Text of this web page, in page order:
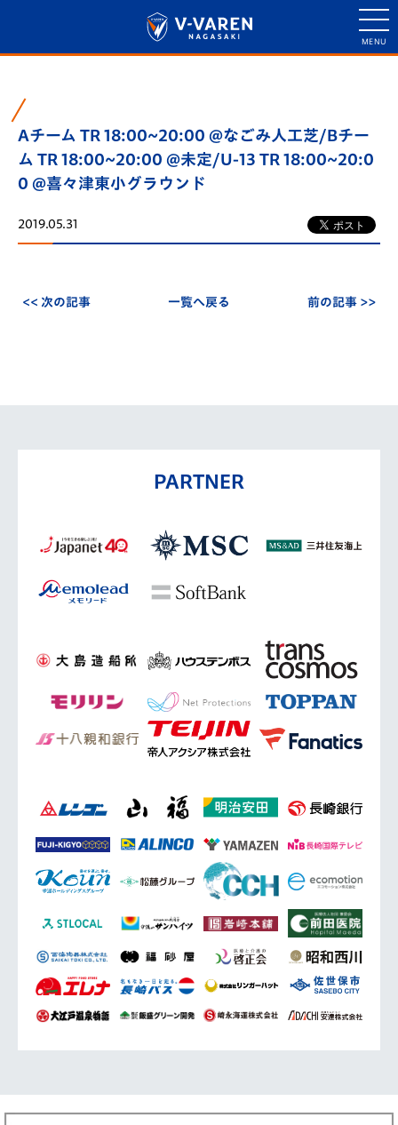
Aチーム TR 18:00~20:00 @なごみ人工芝/Bチー
ム TR 18:00~20:00 @未定/U-13 TR 18:00~20:0
0 @喜々津東小グラウンド
2019.05.31
<< 次の記事 一覧へ戻る 前の記事 >>
PARTNER